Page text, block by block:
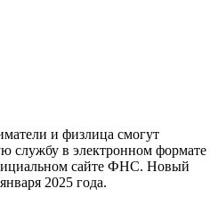
и физлица смогут
службу в электронном формате
сайте ФНС. Новый
2025 года.